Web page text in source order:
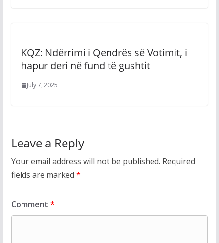
KQZ: Ndërrimi i Qendrës së Votimit, i
hapur deri në fund të gushtit
July 7, 2025
Leave a Reply
Your email address will not be published. Required
fields are marked *
Comment *